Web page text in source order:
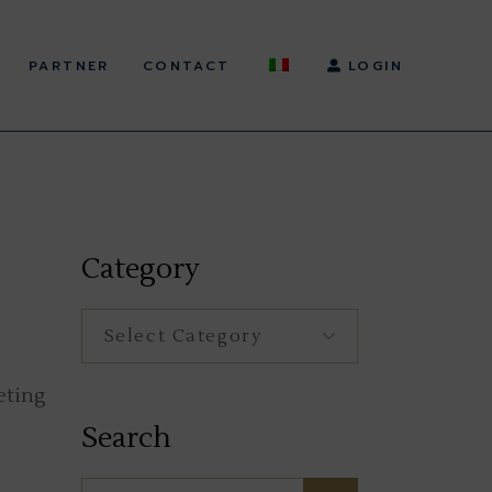
PARTNER CONTACT LOGIN
Category
Search